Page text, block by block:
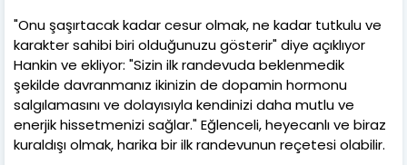
"Onu şaşırtacak kadar cesur olmak, ne kadar tutkulu ve
karakter sahibi biri olduğunuzu gösterir" diye açıklıyor
Hankin ve ekliyor: "Sizin ilk randevuda beklenmedik
şekilde davranmanız ikinizin de dopamin hormonu
salgılamasını ve dolayısıyla kendinizi daha mutlu ve
enerjik hissetmenizi sağlar." Eğlenceli, heyecanlı ve biraz
kuraldışı olmak, harika bir ilk randevunun reçetesi olabilir.